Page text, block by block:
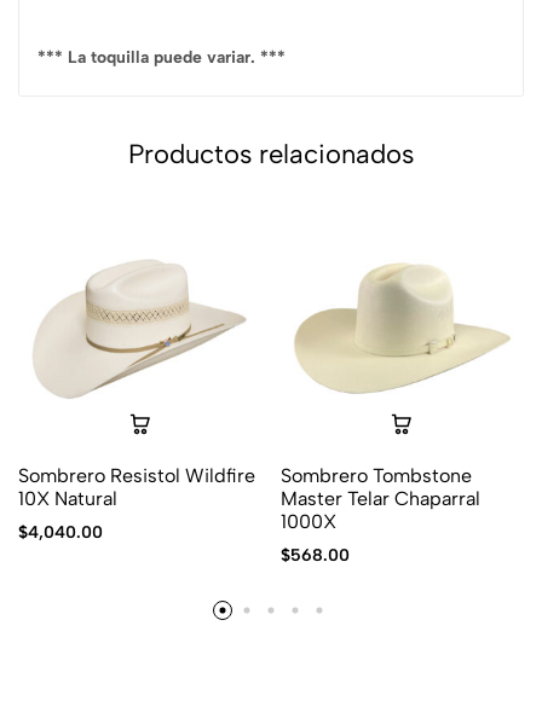
*** La toquilla puede variar. ***
Productos relacionados
Sombrero Resistol Wildfire
10X Natural
$4,040.00
Sombrero Tombstone
Master Telar Chaparral
1000X
$568.00